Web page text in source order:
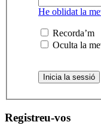
He oblidat la
Recorda’m
Oculta la
Registreu-vos